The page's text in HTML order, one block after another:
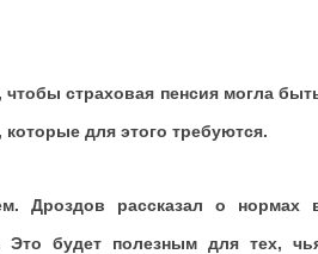
страховая пенсия могла
которые для этого требуются.
Дроздов рассказал о нормах
Это будет полезным для тех,